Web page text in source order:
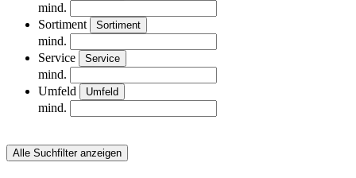
mind.
Sortiment
Sortiment
mind.
Service
Service
mind.
Umfeld
Umfeld
mind.
Alle Suchfilter anzeigen